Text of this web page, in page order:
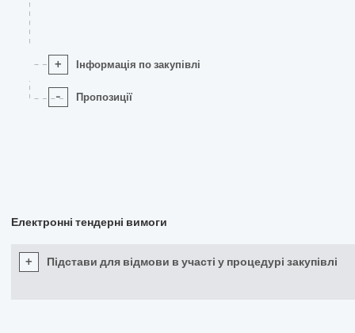
+ Інформація по закупівлі
- Пропозиції
Електронні тендерні вимоги
+ Підстави для відмови в участі у процедурі закупівлі